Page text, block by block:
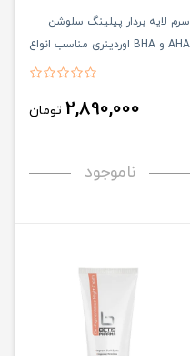
سرم لایه بردار پیلینگ سلوشن
AHA و BHA اوردینری مناسب انواع
2,890,000 تومان
ناموجود